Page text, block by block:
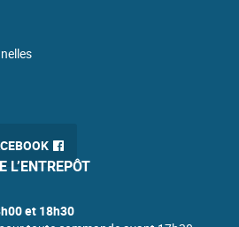
L’ENTREPÔT
et 18h30